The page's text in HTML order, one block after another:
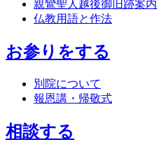
親鸞聖人越後御旧跡案内
仏教用語と作法
お参りをする
別院について
報恩講・帰敬式
相談する